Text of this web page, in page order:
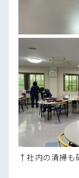
↑社内の清掃も